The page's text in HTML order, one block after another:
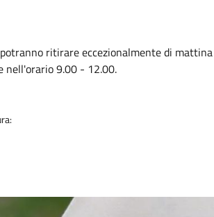
ritirare eccezionalmente di mattina
nell'orario 9.00 - 12.00.